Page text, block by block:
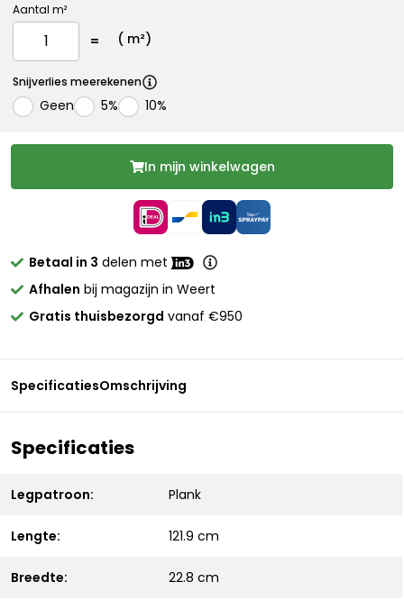
Aantal m²
( m²)
Snijverlies meerekenen
Geen 5% 10%
In mijn winkelwagen
Betaal in 3 delen met
Afhalen bij magazijn in Weert
Gratis thuisbezorgd vanaf €950
SpecificatiesOmschrijving
Specificaties
Legpatroon: Plank
Lengte: 121.9 cm
Breedte: 22.8 cm